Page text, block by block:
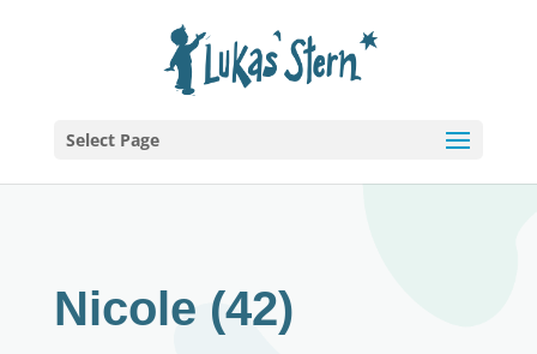
Select Page
Nicole (42)